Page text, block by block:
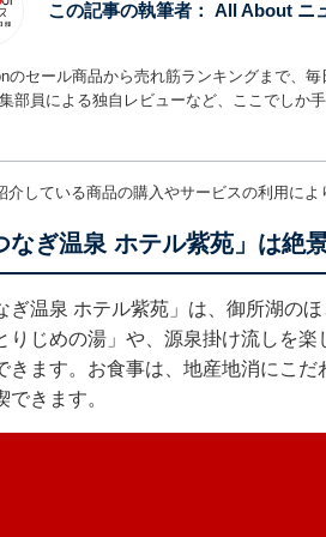
この記事の執筆者： All About ニ
のセール商品から売れ筋ランキングまで、
部員による独自レビューなど、ここでしか
している商品の購入やサービスの利用に
なぎ温泉 ホテル紫苑」は絶
ぎ温泉 ホテル紫苑」は、御所湖の
りじめの湯」や、源泉掛け流しを
きます。お食事は、地産地消にこ
できます。